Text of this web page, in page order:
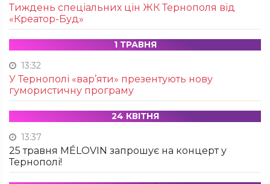
Тиждень спеціальних цін ЖК Тернополя від
«Креатор-Буд»
1 ТРАВНЯ
13:32
У Тернополі «вар’яти» презентують нову
гумористичну програму
24 КВІТНЯ
13:37
25 травня MÉLOVIN запрошує на концерт у
Тернополі!